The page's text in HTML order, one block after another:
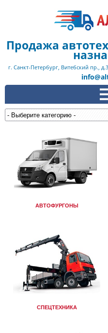
Продажа
г. Санкт-Петербург, Витебский пр.,
АВТОФУРГОНЫ
СПЕЦТЕХНИКА